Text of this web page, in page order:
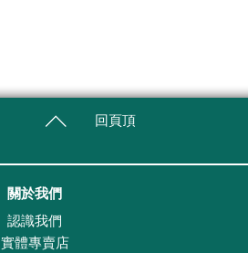
回頁頂
關於我們
認識我們
實體專賣店